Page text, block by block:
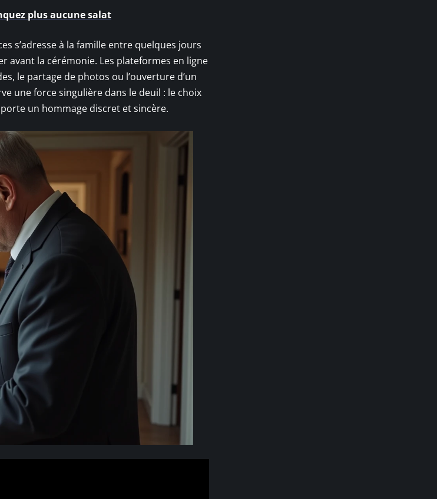
plus aucune salat
s’adresse à la famille entre quelques jours
avant la cérémonie. Les plateformes en ligne
le partage de photos ou l’ouverture d’un
une force singulière dans le deuil : le choix
un hommage discret et sincère.